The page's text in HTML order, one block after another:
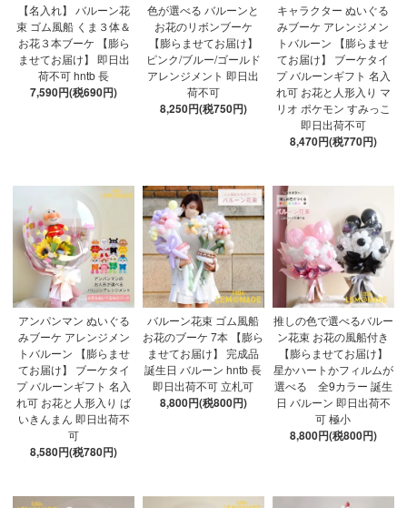
【名入れ】 バルーン花
束 ゴム風船 くま３体＆
お花３本ブーケ 【膨ら
ませてお届け】 即日出
荷不可 hntb 長
7,590円(税690円)
色が選べる バルーンと
お花のリボンブーケ
【膨らませてお届け】
ピンク/ブルー/ゴールド
アレンジメント 即日出
荷不可
8,250円(税750円)
キャラクター ぬいぐる
みブーケ アレンジメン
トバルーン 【膨らませ
てお届け】 ブーケタイ
プ バルーンギフト 名入
れ可 お花と人形入り マ
リオ ポケモン すみっこ
即日出荷不可
8,470円(税770円)
アンパンマン ぬいぐる
みブーケ アレンジメン
トバルーン 【膨らませ
てお届け】 ブーケタイ
プ バルーンギフト 名入
れ可 お花と人形入り ば
いきんまん 即日出荷不
可
8,580円(税780円)
バルーン花束 ゴム風船
お花のブーケ 7本 【膨ら
ませてお届け】 完成品
誕生日 バルーン hntb 長
即日出荷不可 立札可
8,800円(税800円)
推しの色で選べるバルー
ン花束 お花の風船付き
【膨らませてお届け】
星かハートかフィルムが
選べる 全9カラー 誕生
日 バルーン 即日出荷不
可 極小
8,800円(税800円)